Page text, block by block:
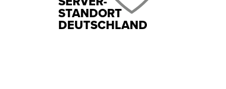
STANDORT
DEUTSCHLAND